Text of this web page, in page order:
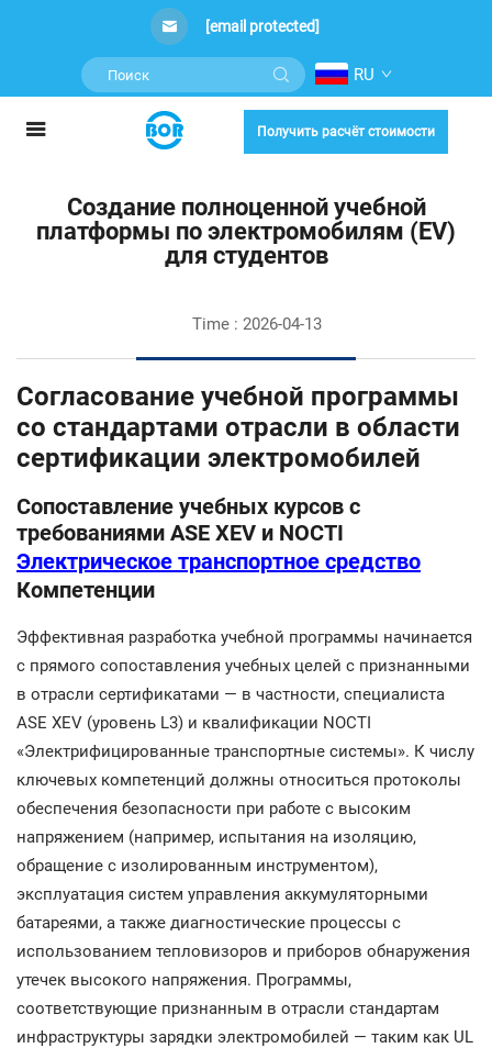
[email protected]
RU
Получить расчёт стоимости
Создание полноценной учебной
платформы по электромобилям (EV)
для студентов
Time : 2026-04-13
Согласование учебной программы
со стандартами отрасли в области
сертификации электромобилей
Сопоставление учебных курсов с
требованиями ASE XEV и NOCTI
Электрическое транспортное средство
Компетенции
Эффективная разработка учебной программы начинается
с прямого сопоставления учебных целей с признанными
в отрасли сертификатами — в частности, специалиста
ASE XEV (уровень L3) и квалификации NOCTI
«Электрифицированные транспортные системы». К числу
ключевых компетенций должны относиться протоколы
обеспечения безопасности при работе с высоким
напряжением (например, испытания на изоляцию,
обращение с изолированным инструментом),
эксплуатация систем управления аккумуляторными
батареями, а также диагностические процессы с
использованием тепловизоров и приборов обнаружения
утечек высокого напряжения. Программы,
соответствующие признанным в отрасли стандартам
инфраструктуры зарядки электромобилей — таким как UL